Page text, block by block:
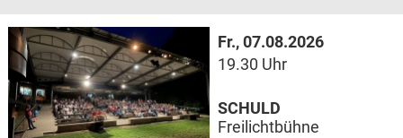
Fr., 07.08.2026
19.30 Uhr
SCHULD
Freilichtbühne